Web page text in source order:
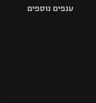
גביע הטוטו
ליגה
סל
ענפים נוספים